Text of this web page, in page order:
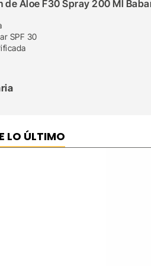
de Aloe F30 Spray 200 Ml
SPF 30
LO ÚLTIMO